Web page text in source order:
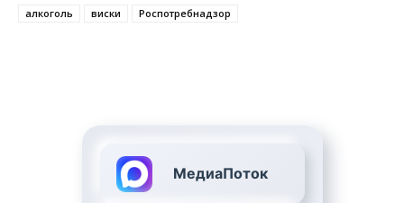
алкоголь виски Роспотребнадзор
МедиаПоток